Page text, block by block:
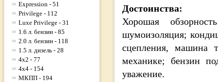
Expression - 51
Privilege - 112
Luxe Privilege - 31
1.6 л. бензин - 85
2.0 л. бензин - 118
1.5 л. дизель - 28
4x2 - 77
4x4 - 154
МКПП - 194
Достоинства:
Хорошая
шумоизоляция;
сцепления, машина
механике; бензин
уважение.